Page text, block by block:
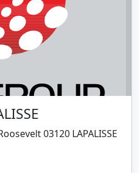
03120 LAPALISSE